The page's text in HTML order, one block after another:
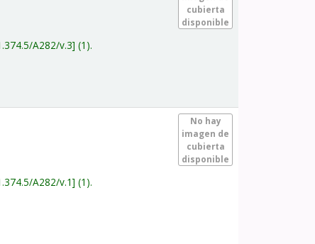
cubierta
disponible
A282/v.3 (1).
No hay
imagen de
cubierta
disponible
A282/v.1 (1).